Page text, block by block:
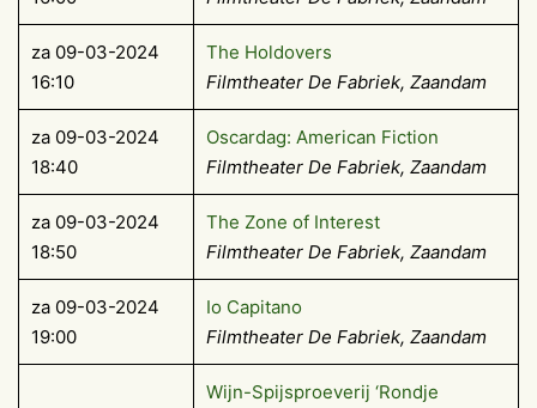
za 09-03-2024
16:10
The Holdovers
Filmtheater De Fabriek, Zaandam
za 09-03-2024
18:40
Oscardag: American Fiction
Filmtheater De Fabriek, Zaandam
za 09-03-2024
18:50
The Zone of Interest
Filmtheater De Fabriek, Zaandam
za 09-03-2024
19:00
Io Capitano
Filmtheater De Fabriek, Zaandam
Wijn-Spijsproeverij ‘Rondje